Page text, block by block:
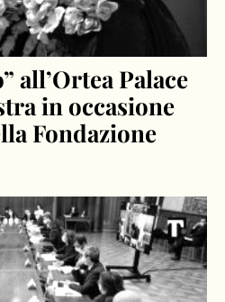
all’Ortea Palace
in occasione
Fondazione